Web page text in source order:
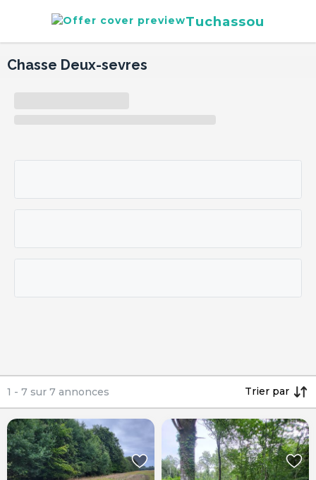
Tuchassou
Chasse Deux-sevres
1 - 7 sur 7 annonces Trier par